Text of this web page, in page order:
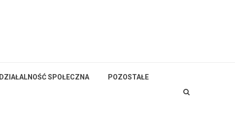
DZIAŁALNOŚĆ SPOŁECZNA POZOSTAŁE